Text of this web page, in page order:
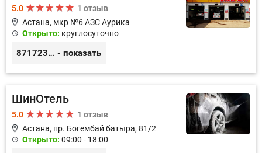
5.0
1 отзыв
Астана, мкр №6 АЗС Аурика
Открыто: круглосуточно
87172369439 - показать
ШинОтель
5.0
1 отзыв
Астана, пр. Богембай батыра, 81/2
Открыто: 09:00 - 18:00